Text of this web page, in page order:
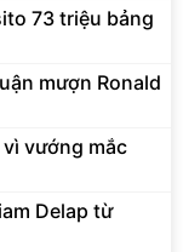
73 triệu bảng
mượn Ronald
vướng mắc
Delap từ